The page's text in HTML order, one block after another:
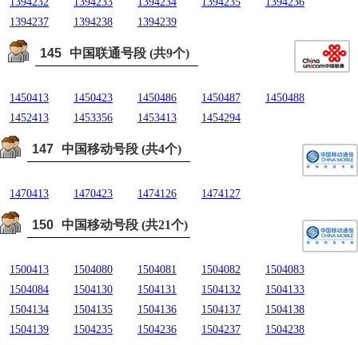
1394237
1394238 1394239
145 中国联通号段 (共9个)
1450413 1450423 1450486 1450487
1450488
1452413
1453356 1453413 1454294
147 中国移动号段 (共4个)
1470413 1470423 1474126 1474127
150 中国移动号段 (共21个)
1500413 1504080 1504081 1504082
1504083
1504084
1504130 1504131 1504132
1504133
1504134
1504135 1504136 1504137
1504138
1504139
1504235 1504236 1504237
1504238